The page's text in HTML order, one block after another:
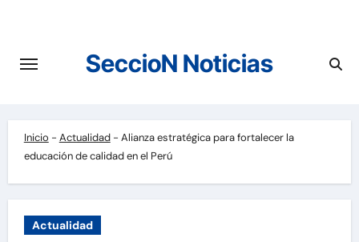
contenido
SeccioN Noticias
Inicio - Actualidad- Alianza estratégica para fortalecer la
educación de calidad en el Perú
Actualidad